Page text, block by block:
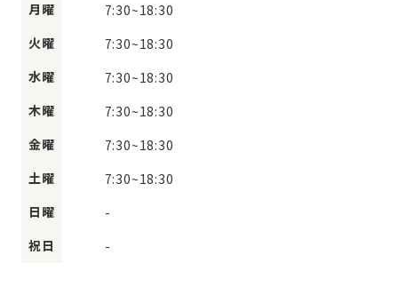
月曜 7:30~18:30
火曜
7:30~18:30
水曜
7:30~18:30
木曜
7:30~18:30
金曜
7:30~18:30
土曜
7:30~18:30
日曜
-
祝日
-